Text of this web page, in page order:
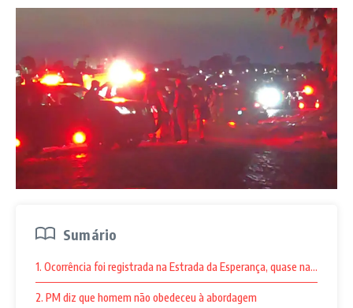
Sumário
1. Ocorrência foi registrada na Estrada da Esperança, quase na divisa
2. PM diz que homem não obedeceu à abordagem